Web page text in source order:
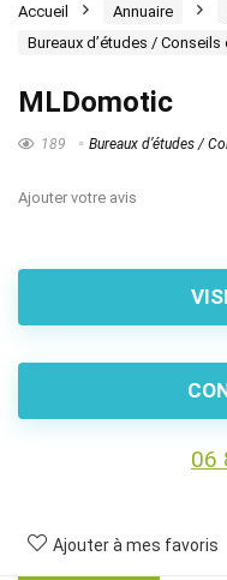
Accueil Annuaire
Bureaux d’études /
MLDomotic
189 Bureaux d’études /
Ajouter votre avis
06
Ajouter à mes favoris